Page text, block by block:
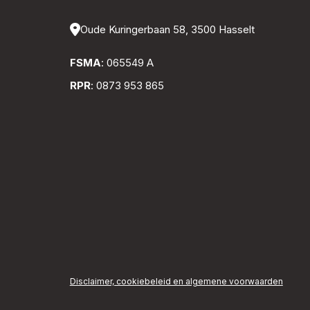
Oude Kuringerbaan 58, 3500 Hasselt
FSMA: 065549 A
RPR: 0873 953 865
Disclaimer, cookiebeleid en algemene voorwaarden